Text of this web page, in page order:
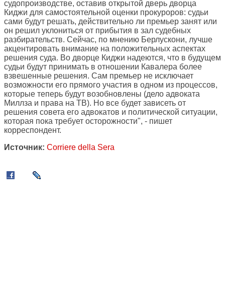
судопроизводстве, оставив открытой дверь дворца
Киджи для самостоятельной оценки прокуроров: судьи
сами будут решать, действительно ли премьер занят или
он решил уклониться от прибытия в зал судебных
разбирательств. Сейчас, по мнению Берлускони, лучше
акцентировать внимание на положительных аспектах
решения суда. Во дворце Киджи надеются, что в будущем
судьи будут принимать в отношении Кавалера более
взвешенные решения. Сам премьер не исключает
возможности его прямого участия в одном из процессов,
которые теперь будут возобновлены (дело адвоката
Миллза и права на ТВ). Но все будет зависеть от
решения совета его адвокатов и политической ситуации,
которая пока требует осторожности", - пишет
корреспондент.
Источник: Corriere della Sera